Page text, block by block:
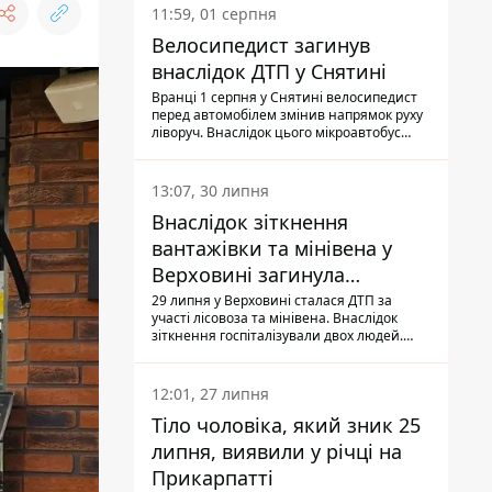
11:59, 01 серпня
Велосипедист загинув
внаслідок ДТП у Снятині
Вранці 1 серпня у Снятині велосипедист
перед автомобілем змінив напрямок руху
ліворуч. Внаслідок цього мікроавтобус
13:07, 30 липня
Внаслідок зіткнення
вантажівки та мінівена у
Верховині загинула
пасажирка, водійка - у
лікарні
29 липня у Верховині сталася ДТП за
участі лісовоза та мінівена. Внаслідок
зіткнення госпіталізували двох людей.
Також травми отримала водійка
автомобіля.
12:01, 27 липня
Тіло чоловіка, який зник 25
липня, виявили у річці на
Прикарпатті